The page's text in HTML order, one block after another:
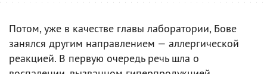
Потом, уже в качестве главы лаборатории, Бове
занялся другим направлением — аллергической
реакцией. В первую очередь речь шла о